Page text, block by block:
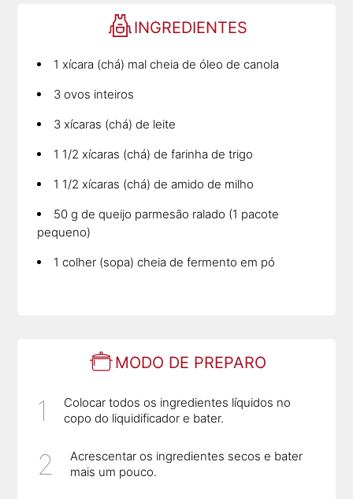
INGREDIENTES
1 xícara (chá) mal cheia de óleo de canola
3 ovos inteiros
3 xícaras (chá) de leite
1 1/2 xícaras (chá) de farinha de trigo
1 1/2 xícaras (chá) de amido de milho
50 g de queijo parmesão ralado (1 pacote
pequeno)
1 colher (sopa) cheia de fermento em pó
MODO DE PREPARO
Colocar todos os ingredientes líquidos no
copo do liquidificador e bater.
Acrescentar os ingredientes secos e bater
mais um pouco.